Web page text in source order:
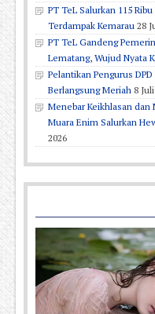
PT TeL Salurkan 115
Terdampak Kemarau 28
PT TeL Gandeng
Lematang, Wujud Nyata
Pelantikan Pengurus
Berlangsung Meriah 8
Menebar Keikhlasan dan
Muara Enim Salurkan
2026